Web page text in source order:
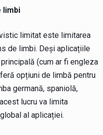
limbi
limitat este limitarea
de limbi. Deși aplicațiile
(cum ar fi engleza
opțiuni de limbă pentru
germană, spaniolă,
lucru va limita
al aplicației.